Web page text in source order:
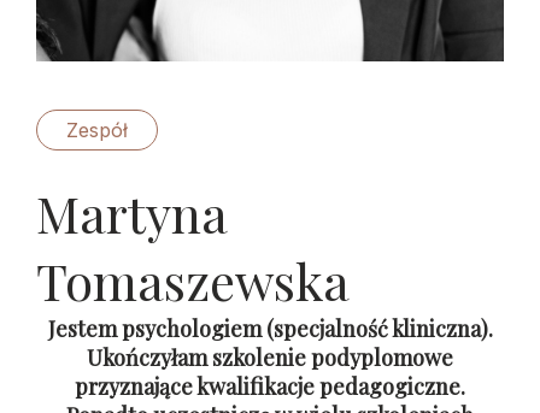
Zespół
Martyna
Tomaszewska
Jestem psychologiem (specjalność kliniczna).
Ukończyłam szkolenie podyplomowe
przyznające kwalifikacje pedagogiczne.